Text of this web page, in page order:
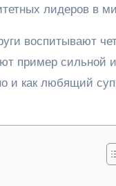
лидеров в
воспитывают
пример сильной
и как любящий